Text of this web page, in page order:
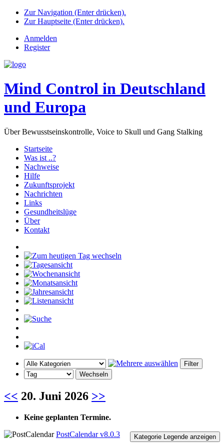
Zur Navigation (Enter drücken).
Zur Hauptseite (Enter drücken).
Anmelden
Register
Mind Control in Deutschland
und Europa
Über Bewusstseinskontrolle, Voice to Skull und Gang Stalking
Startseite
Was ist ..?
Nachweise
Hilfe
Zukunftsprojekt
Nachrichten
Links
Gesundheitslüge
Über
Kontakt
<< 20. Juni 2026 >>
Keine geplanten Termine.
Kategorie Legende anzeigen
PostCalendar v8.0.3